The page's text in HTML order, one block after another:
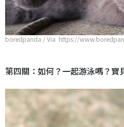
boredpanda / Via https://
第四關：如何？一起游泳嗎？